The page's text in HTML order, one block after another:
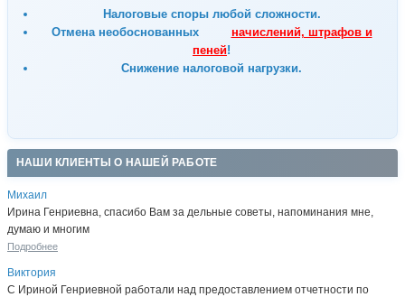
Налоговые споры любой сложности.
Отмена необоснованных начислений, штрафов и
пеней!
Снижение налоговой нагрузки.
НАШИ КЛИЕНТЫ О НАШЕЙ РАБОТЕ
Михаил
Ирина Генриевна, спасибо Вам за дельные советы, напоминания мне,
думаю и многим
Подробнее
Виктория
С Ириной Генриевной работали над предоставлением отчетности по